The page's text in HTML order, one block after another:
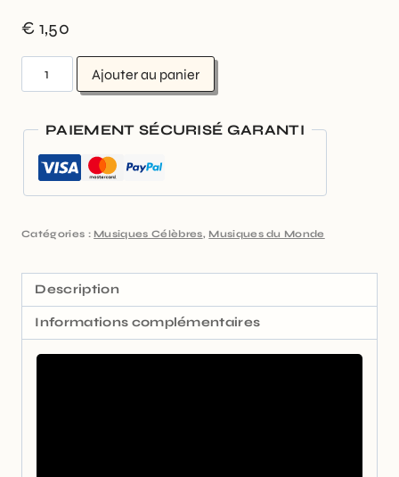
€ 1,50
Ajouter au panier
PAIEMENT SÉCURISÉ GARANTI
Catégories : Musiques Célèbres, Musiques du Monde
Description
Informations complémentaires